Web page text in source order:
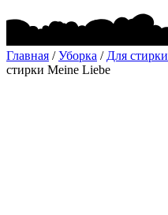
Главная /Уборка / Для стирки
стирки Meine Liebe